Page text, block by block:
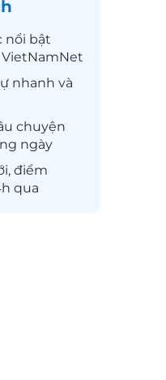
nổi bật
nhanh và
chuyện
ngày
, điểm
qua